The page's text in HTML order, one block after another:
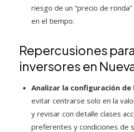
riesgo de un “precio de
en el tiempo.
Repercusiones
inversores en
Analizar la configuración de
evitar centrarse solo en la
y revisar con detalle clases
preferentes y condiciones de